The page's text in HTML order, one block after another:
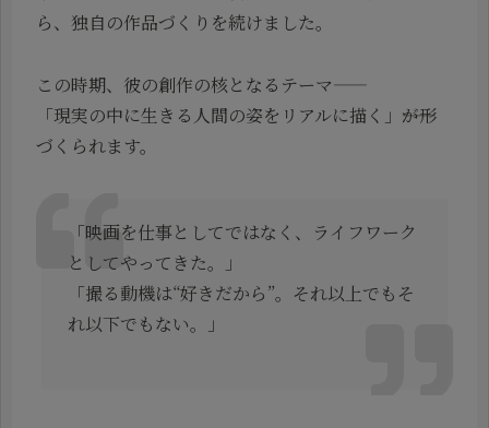
ら、独自の作品づくりを続けました。
この時期、彼の創作の核となるテーマ――
「現実の中に生きる人間の姿をリアルに描く」――が形
づくられます。
「映画を仕事としてではなく、ライフワーク
としてやってきた。」
「撮る動機は“好きだから”。それ以上でもそ
れ以下でもない。」